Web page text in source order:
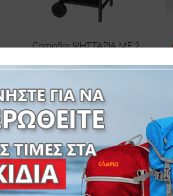
Campfire ΨΗΣΤΑΡΙΑ ΜΕ 2
25-38199